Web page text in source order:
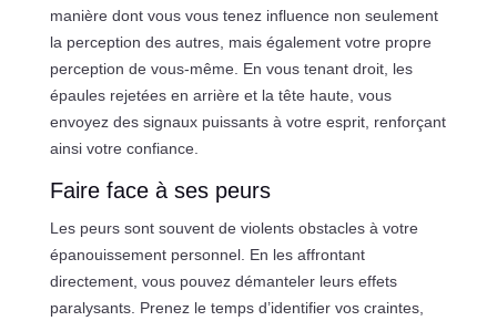
manière dont vous vous tenez influence non seulement
la perception des autres, mais également votre propre
perception de vous-même. En vous tenant droit, les
épaules rejetées en arrière et la tête haute, vous
envoyez des signaux puissants à votre esprit, renforçant
ainsi votre confiance.
Faire face à ses peurs
Les peurs sont souvent de violents obstacles à votre
épanouissement personnel. En les affrontant
directement, vous pouvez démanteler leurs effets
paralysants. Prenez le temps d’identifier vos craintes,